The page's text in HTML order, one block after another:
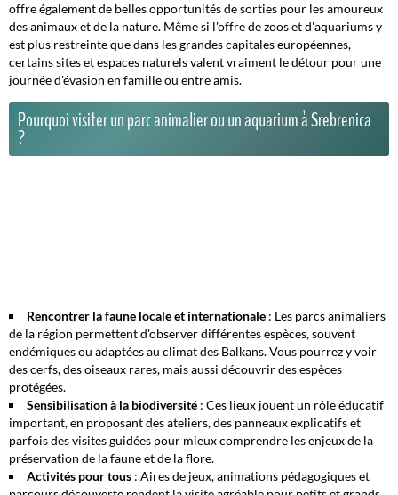
offre également de belles opportunités de sorties pour les amoureux
des animaux et de la nature. Même si l'offre de zoos et d'aquariums y
est plus restreinte que dans les grandes capitales européennes,
certains sites et espaces naturels valent vraiment le détour pour une
journée d'évasion en famille ou entre amis.
Pourquoi visiter un parc animalier ou un aquarium à Srebrenica
?
Rencontrer la faune locale et internationale : Les parcs animaliers
de la région permettent d'observer différentes espèces, souvent
endémiques ou adaptées au climat des Balkans. Vous pourrez y voir
des cerfs, des oiseaux rares, mais aussi découvrir des espèces
protégées.
Sensibilisation à la biodiversité : Ces lieux jouent un rôle éducatif
important, en proposant des ateliers, des panneaux explicatifs et
parfois des visites guidées pour mieux comprendre les enjeux de la
préservation de la faune et de la flore.
Activités pour tous : Aires de jeux, animations pédagogiques et